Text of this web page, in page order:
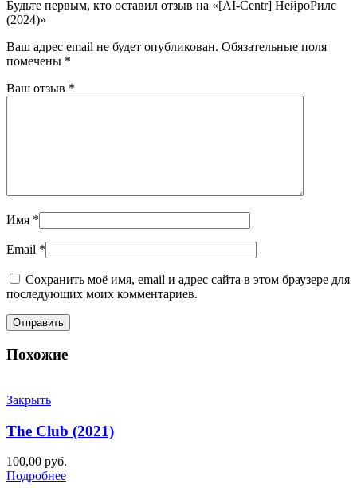
Будьте первым, кто оставил отзыв на «[AI-Centr] НейроРилс
(2024)»
Ваш адрес email не будет опубликован. Обязательные поля
помечены *
Ваш отзыв *
Имя *
Email *
Сохранить моё имя, email и адрес сайта в этом браузере для
последующих моих комментариев.
Похожие
Закрыть
The Club (2021)
100,00 руб.
Подробнее